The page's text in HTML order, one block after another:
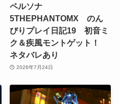
ペルソナ
5THEPHANTOMX のん
びりプレイ日記19 初音ミ
ク＆疾風モントゲット！
ネタバレあり
2026年7月24日